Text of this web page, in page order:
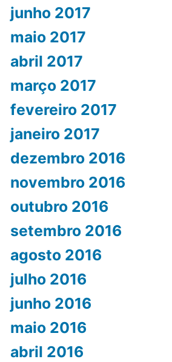
junho 2017
maio 2017
abril 2017
março 2017
fevereiro 2017
janeiro 2017
dezembro 2016
novembro 2016
outubro 2016
setembro 2016
agosto 2016
julho 2016
junho 2016
maio 2016
abril 2016